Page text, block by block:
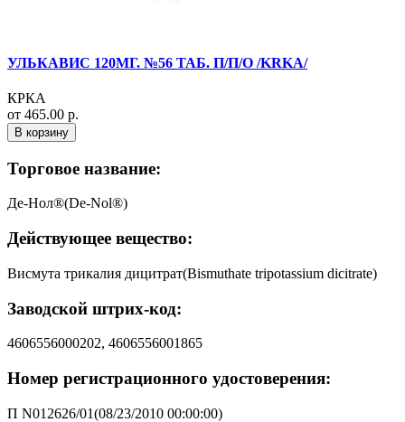
УЛЬКАВИС 120МГ. №56 ТАБ. П/П/О /KRKA/
КРКА
от 465.00 р.
В корзину
Торговое название:
Де-Нол®(De-Nol®)
Действующее вещество:
Висмута трикалия дицитрат(Bismuthate tripotassium dicitrate)
Заводской штрих-код:
4606556000202, 4606556001865
Номер регистрационного удостоверения:
П N012626/01(08/23/2010 00:00:00)